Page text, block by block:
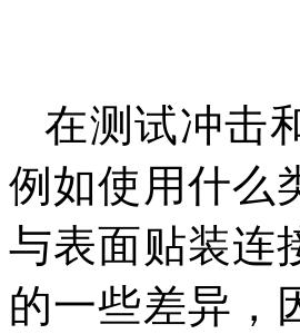
在测试冲击
例如使用什么
与表面贴装连
的一些差异，